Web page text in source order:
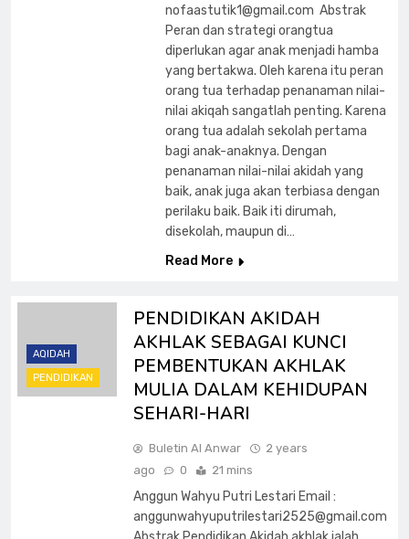
nofaastutik1@gmail.com Abstrak
Peran dan strategi orangtua
diperlukan agar anak menjadi hamba
yang bertakwa. Oleh karena itu peran
orang tua terhadap penanaman nilai-
nilai akiqah sangatlah penting. Karena
orang tua adalah sekolah pertama
bagi anak-anaknya. Dengan
penanaman nilai-nilai akidah yang
baik, anak juga akan terbiasa dengan
perilaku baik. Baik iti dirumah,
disekolah, maupun di…
Read More
AQIDAH
PENDIDIKAN
PENDIDIKAN AKIDAH
AKHLAK SEBAGAI KUNCI
PEMBENTUKAN AKHLAK
MULIA DALAM KEHIDUPAN
SEHARI-HARI
Buletin Al Anwar
2 years
ago
0 21 mins
Anggun Wahyu Putri Lestari Email :
anggunwahyuputrilestari2525@gmail.com